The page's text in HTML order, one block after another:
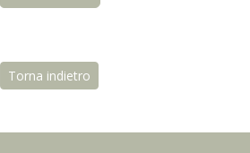
Torna indietro